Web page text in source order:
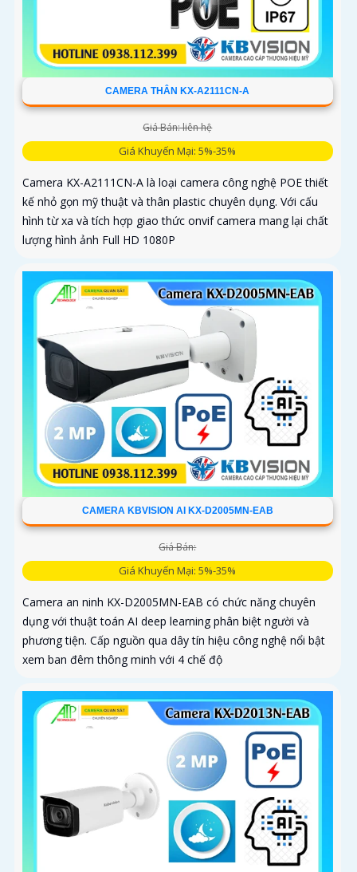
CAMERA THÂN KX-A2111CN-A
Giá Bán: liên hệ
Giá Khuyến Mại: 5%-35%
Camera KX-A2111CN-A là loại camera công nghệ POE thiết
kế nhỏ gọn mỹ thuật và thân plastic chuyên dụng. Với cấu
hình từ xa và tích hợp giao thức onvif camera mang lại chất
lượng hình ảnh Full HD 1080P
CAMERA KBVISION AI KX-D2005MN-EAB
Giá Bán:
Giá Khuyến Mại: 5%-35%
Camera an ninh KX-D2005MN-EAB có chức năng chuyên
dụng với thuật toán AI deep learning phân biệt người và
phương tiện. Cấp nguồn qua dây tín hiệu công nghệ nổi bật
xem ban đêm thông minh với 4 chế độ